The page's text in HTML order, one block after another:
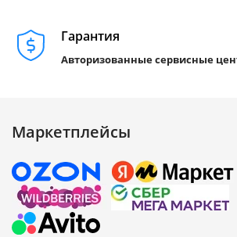
Гарантия
Авторизованные сервисные
Маркетплейсы